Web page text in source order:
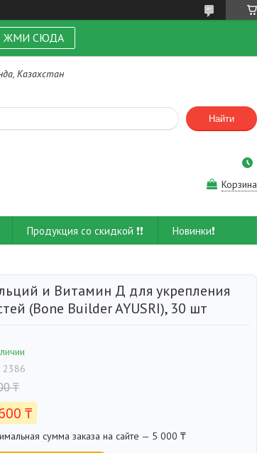
ЖМИ СЮДА
Казахстан
Найти
Корзина
Продукция со скидкой ❗❗ Новинки❗
и Витамин Д для укрепления
(Bone Builder AYUSRI), 30 шт
2386
₸
₸
сумма заказа на сайте — 5 000 ₸